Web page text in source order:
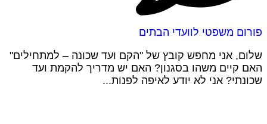
פורום משפטי לוועדי הבתים
שלום, אני מחפש קובץ של "הקם ועד שכונה – למתחילים"
האם קיים משהו בסגנון? האם יש מדריך להקמת ועד
שכונתי? אני לא יודע לאיפה לפנות...